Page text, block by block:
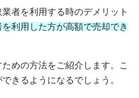
者を利用する時のデメリット
を利用した方が高額で売却でき
めの方法をご紹介します。こ
きるようになるでしょう。